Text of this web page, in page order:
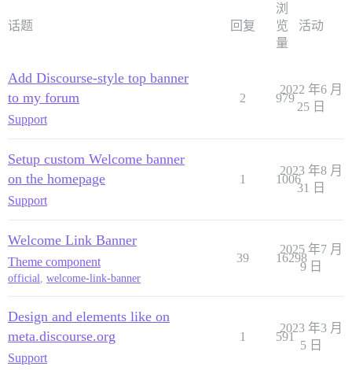
话题 回复
浏
览
量
活动
Add Discourse-style top banner
to my forum
Support
2 979
2022 年6 月
25 日
Setup custom Welcome banner
on the homepage
Support
1 1006
2023 年8 月
31 日
Welcome Link Banner
Theme component
official welcome-link-banner
39 16298
2025 年7 月
9 日
Design and elements like on
meta.discourse.org
Support
1 591
2023 年3 月
5 日